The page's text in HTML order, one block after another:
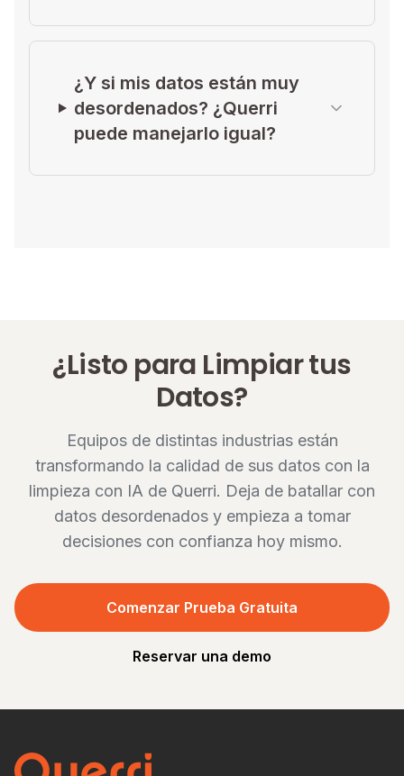
¿Y si mis datos están muy
desordenados? ¿Querri
puede manejarlo igual?
¿Listo para Limpiar tus
Datos?
Equipos de distintas industrias están
transformando la calidad de sus datos con la
limpieza con IA de Querri. Deja de batallar con
datos desordenados y empieza a tomar
decisiones con confianza hoy mismo.
Comenzar Prueba Gratuita
Reservar una demo